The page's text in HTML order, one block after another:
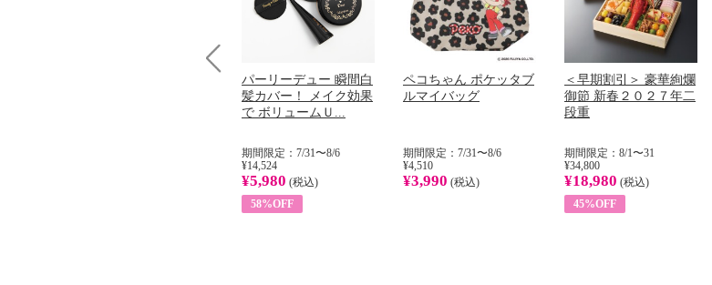
パーリーデュー 瞬間白
髪カバー！ メイク効果
で ボリュームＵ...
期間限定：7/31〜8/6
¥14,524
¥5,980 (税込)
58%OFF
ペコちゃん ポケッタブ
ルマイバッグ
期間限定：7/31〜8/6
¥4,510
¥3,990 (税込)
＜早期割引＞ 豪華絢爛
御節 新春２０２７年二
段重
期間限定：8/1〜31
¥34,800
¥18,980 (税込)
45%OFF